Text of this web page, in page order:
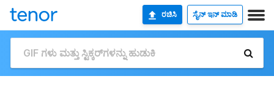
ರಚಿಸಿ ಸೈನ್ ಇನ್ ಮಾಡಿ